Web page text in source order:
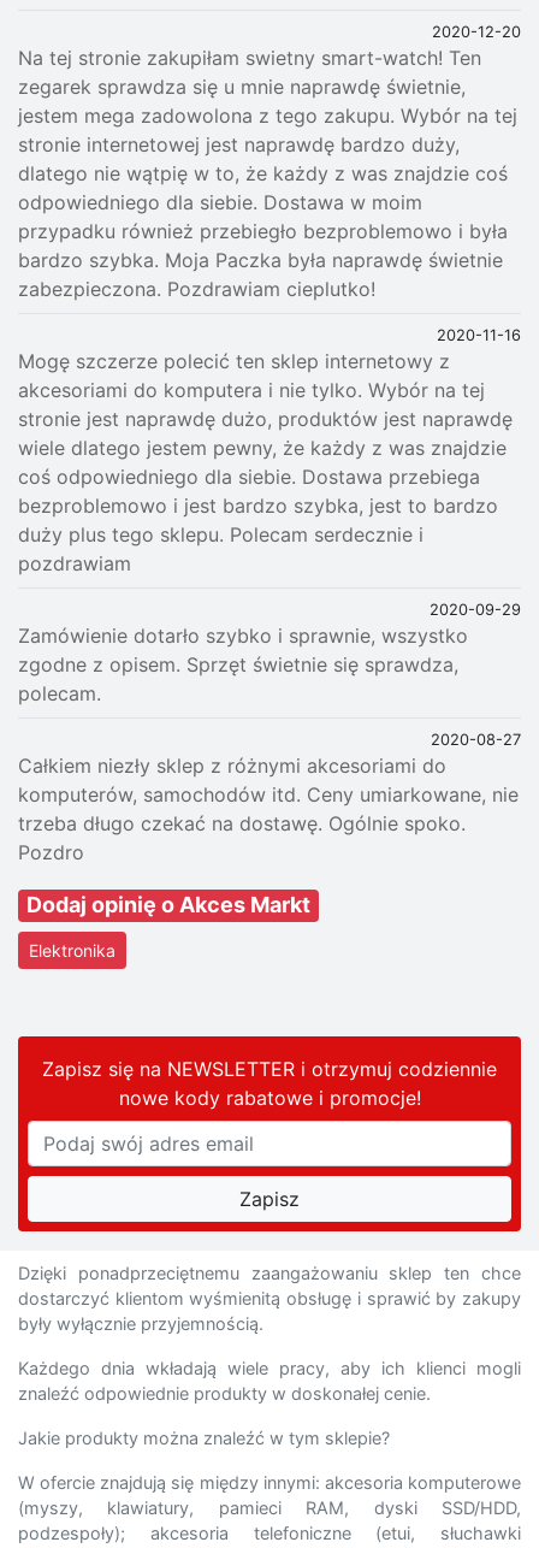
2020-12-20
Na tej stronie zakupiłam swietny smart-watch! Ten
zegarek sprawdza się u mnie naprawdę świetnie,
jestem mega zadowolona z tego zakupu. Wybór na tej
stronie internetowej jest naprawdę bardzo duży,
dlatego nie wątpię w to, że każdy z was znajdzie coś
odpowiedniego dla siebie. Dostawa w moim
przypadku również przebiegło bezproblemowo i była
bardzo szybka. Moja Paczka była naprawdę świetnie
zabezpieczona. Pozdrawiam cieplutko!
2020-11-16
Mogę szczerze polecić ten sklep internetowy z
akcesoriami do komputera i nie tylko. Wybór na tej
stronie jest naprawdę dużo, produktów jest naprawdę
wiele dlatego jestem pewny, że każdy z was znajdzie
coś odpowiedniego dla siebie. Dostawa przebiega
bezproblemowo i jest bardzo szybka, jest to bardzo
duży plus tego sklepu. Polecam serdecznie i
pozdrawiam
2020-09-29
Zamówienie dotarło szybko i sprawnie, wszystko
zgodne z opisem. Sprzęt świetnie się sprawdza,
polecam.
2020-08-27
Całkiem niezły sklep z różnymi akcesoriami do
komputerów, samochodów itd. Ceny umiarkowane, nie
trzeba długo czekać na dostawę. Ogólnie spoko.
Pozdro
Dodaj opinię o Akces Markt
Elektronika
Zapisz się na NEWSLETTER i otrzymuj codziennie
nowe kody rabatowei promocje!
Dzięki ponadprzeciętnemu zaangażowaniu sklep ten chce
dostarczyć klientom wyśmienitą obsługę i sprawić by zakupy
były wyłącznie przyjemnością.
Każdego dnia wkładają wiele pracy, aby ich klienci mogli
znaleźć odpowiednie produkty w doskonałej cenie.
Jakie produkty można znaleźć w tym sklepie?
W ofercie znajdują się między innymi: akcesoria komputerowe
(myszy, klawiatury, pamieci RAM, dyski SSD/HDD,
podzespoły); akcesoria telefoniczne (etui, słuchawki